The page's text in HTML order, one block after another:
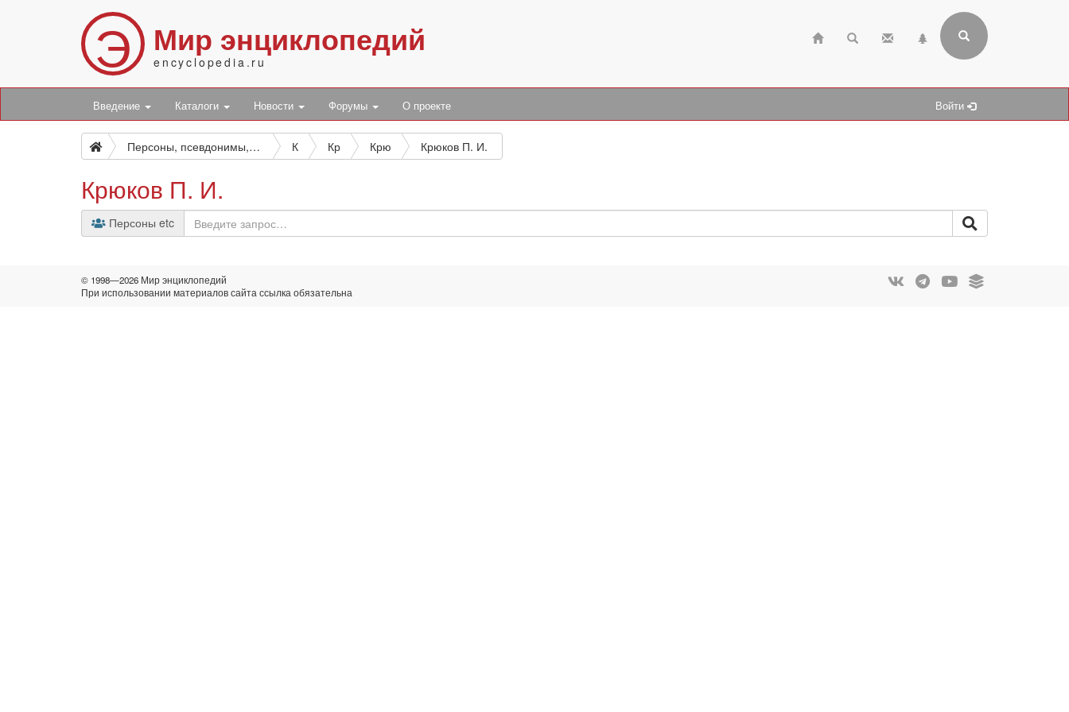
Э Мир энциклопедий
encyclopedia.ru
Введение Каталоги Новости Форумы О проекте Войти
Персоны, псевдонимы, персонажи и боты К Кр Крю Крюков П. И.
Крюков П. И.
Персоны etc
© 1998—2026 Мир энциклопедий
При использовании материалов сайта ссылка обязательна